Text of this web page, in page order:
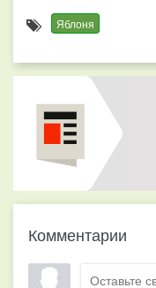
Яблоня
Комментарии